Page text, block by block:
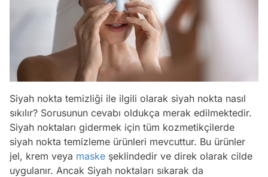
Siyah nokta temizliği ile ilgili olarak siyah nokta nasıl
sıkılır? Sorusunun cevabı oldukça merak edilmektedir.
Siyah noktaları gidermek için tüm kozmetikçilerde
siyah nokta temizleme ürünleri mevcuttur. Bu ürünler
jel, krem veya maske şeklindedir ve direk olarak cilde
uygulanır. Ancak Siyah noktaları sıkarak da